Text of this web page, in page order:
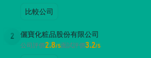
比較公司
2 儷寶化粧品股份有限公司
公司評價2.8/5面試評價3.2/5